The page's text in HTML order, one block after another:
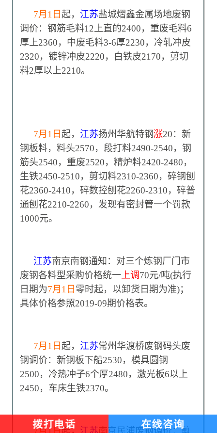
7月1日 起， 江苏盐城熠鑫金属场地废钢
调价：钢筋毛料12上直的2400，重废毛料6
厚上2360，中废毛料3-6厚2230，冷轧冲皮
2320，镀锌冲皮2220，白铁皮2170，剪切
料2厚以上2210。
7月1日 起， 江苏扬州华航特钢涨20：新
钢板料，料头2570，段打料2490-2540，钢
筋头2540，重废2520，精炉料2420-2480，
生铁2450-2510，剪切料2310-2360，碎钢刨
花2360-2410，碎数控刨花2260-2310，碎普
通刨花2210-2260，发现有密封管一个罚款
1000元。
江苏南京南钢通知：对三个炼钢厂门市
废钢各料型采购价格统一 上调70元/吨(执行
日期为7月1日 零时起，以卸货日期为准)；
具体价格参照2019-09期价格表。
7月1日 起， 江苏常州华渡桥废钢码头废
钢调价：新钢板下船2530，模具圆钢
2500，冷热冲子6个厚2480，激光板6以上
2450，车床生铁2370。
7月1日起， 江苏南京民浦废钢调价：剪